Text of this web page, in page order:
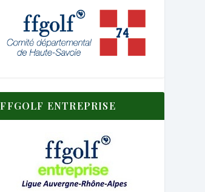
FFGOLF ENTREPRISE